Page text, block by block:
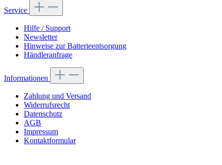
Service
Hilfe / Support
Newsletter
Hinweise zur Batterieentsorgung
Händleranfrage
Informationen
Zahlung und Versand
Widerrufsrecht
Datenschutz
AGB
Impressum
Kontaktformular